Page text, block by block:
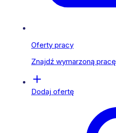
Oferty pracy
Znajdź wymarzoną pracę
Dodaj ofertę